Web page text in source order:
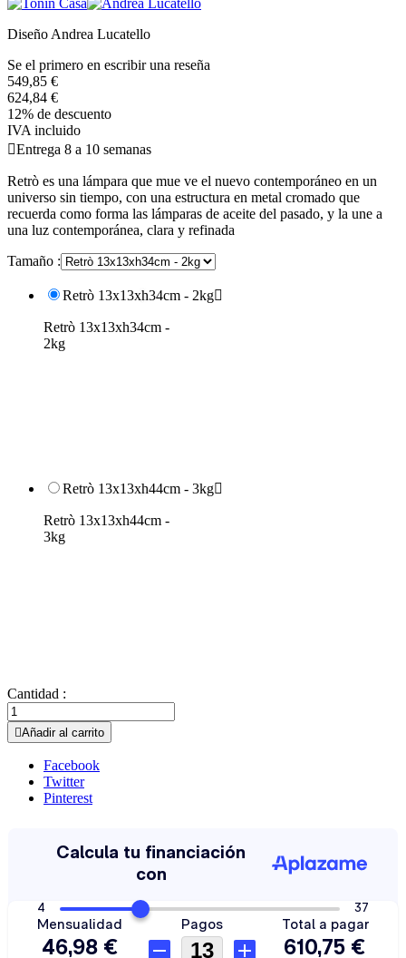
Diseño Andrea Lucatello
Se el primero en escribir una reseña
549,85 €
624,84 €
12% de descuento
IVA incluido
Entrega 8 a 10 semanas
Retrò es una lámpara que mue ve el nuevo contemporáneo en un
universo sin tiempo, con una estructura en metal cromado que
recuerda como forma las lámparas de aceite del pasado, y la une a
una luz contemporánea, clara y refinada
Tamaño :
Retrò 13x13xh34cm - 2kg
Retrò 13x13xh34cm -
2kg
Retrò 13x13xh44cm - 3kg
Retrò 13x13xh44cm -
3kg
Cantidad :
Añadir al carrito
Facebook
Twitter
Pinterest